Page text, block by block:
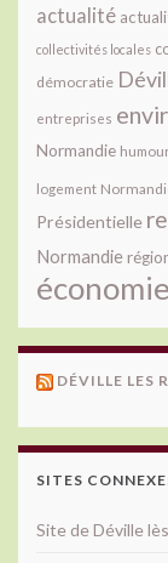
actualité
collectivités locales
démocratie
entreprises
Normandie
logement
Présidentielle
Normandie
économie
DÉVILLE LES
SITES
Site de Déville